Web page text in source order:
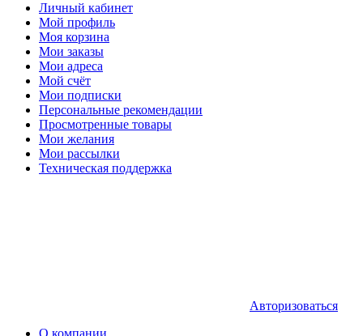
Личный кабинет
Мой профиль
Моя корзина
Мои заказы
Мои адреса
Мой счёт
Мои подписки
Персональные рекомендации
Просмотренные товары
Мои желания
Мои рассылки
Техническая поддержка
Авторизоваться
О компании